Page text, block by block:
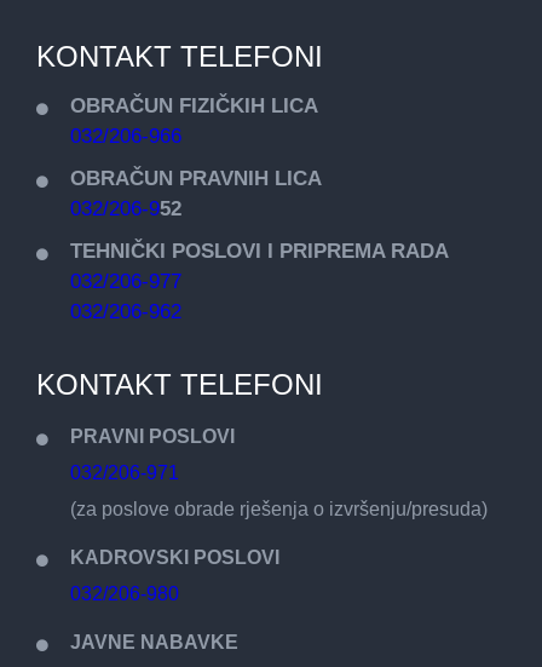
KONTAKT TELEFONI
OBRAČUN FIZIČKIH LICA
032/206-966
OBRAČUN PRAVNIH LICA
032/206-952
TEHNIČKI POSLOVI I PRIPREMA RADA
032/206-977
032/206-962
KONTAKT TELEFONI
PRAVNI POSLOVI
032/206-971
(za poslove obrade rješenja o izvršenju/presuda)
KADROVSKI POSLOVI
032/206-980
JAVNE NABAVKE